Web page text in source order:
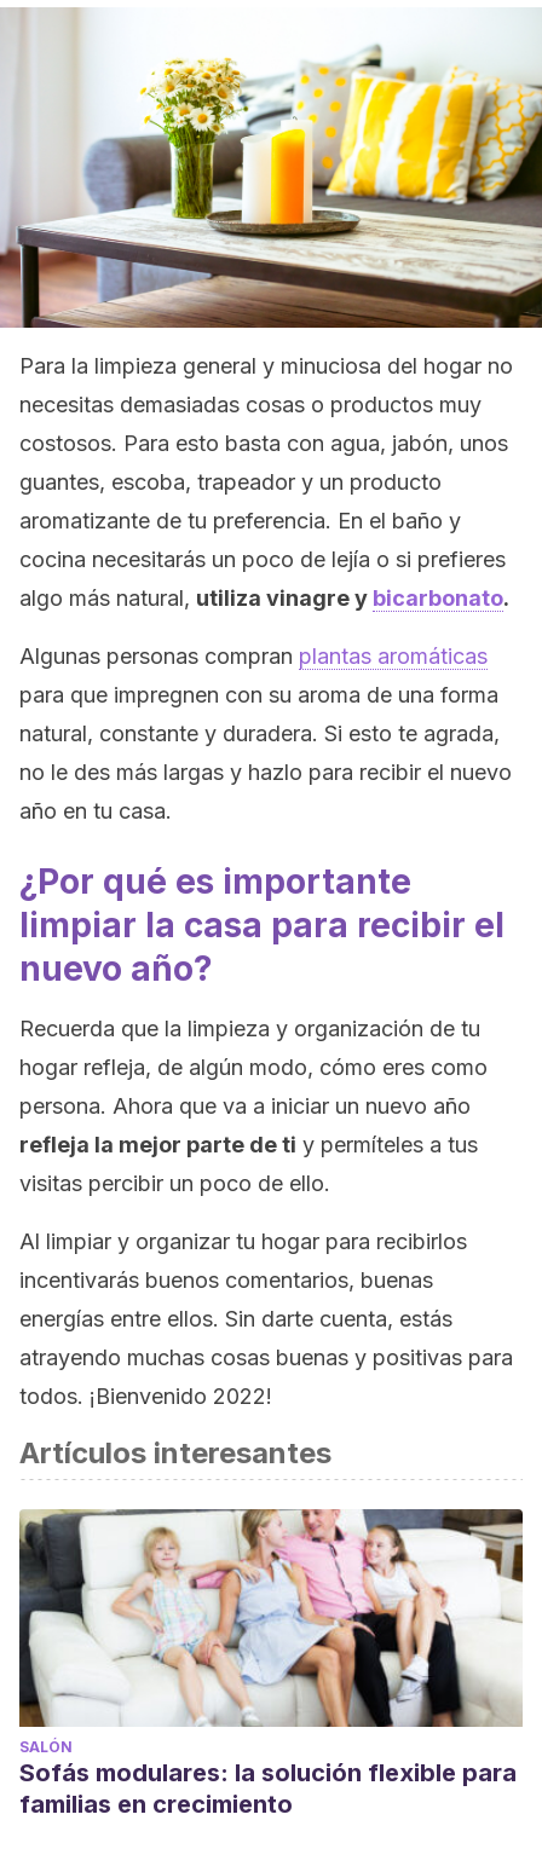
Para la limpieza general y minuciosa del hogar no
necesitas demasiadas cosas o productos muy
costosos. Para esto basta con agua, jabón, unos
guantes, escoba, trapeador y un producto
aromatizante de tu preferencia. En el baño y
cocina necesitarás un poco de lejía o si prefieres
algo más natural, utiliza vinagre y bicarbonato.
Algunas personas compran plantas aromáticas
para que impregnen con su aroma de una forma
natural, constante y duradera. Si esto te agrada,
no le des más largas y hazlo para recibir el nuevo
año en tu casa.
¿Por qué es importante
limpiar la casa para recibir el
nuevo año?
Recuerda que la limpieza y organización de tu
hogar refleja, de algún modo, cómo eres como
persona. Ahora que va a iniciar un nuevo año
refleja la mejor parte de ti y permíteles a tus
visitas percibir un poco de ello.
Al limpiar y organizar tu hogar para recibirlos
incentivarás buenos comentarios, buenas
energías entre ellos. Sin darte cuenta, estás
atrayendo muchas cosas buenas y positivas para
todos. ¡Bienvenido 2022!
Artículos interesantes
SALÓN
Sofás modulares: la solución flexible para
familias en crecimiento